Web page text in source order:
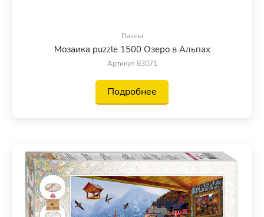
Пазлы
Мозаика puzzle 1500 Озеро в Альпах
Артикул 83071
Подробнее